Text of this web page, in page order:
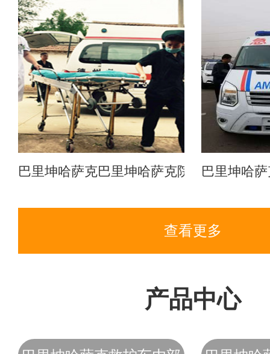
巴里坤哈萨克巴里坤哈萨克院后转乡
巴里坤哈
查看更多
产品中心